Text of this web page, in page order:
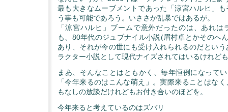
最も大きなムーブメントであった「涼宮ハルヒ」
う事も可能であろう。いささか乱暴ではあるが。
「涼宮ハルヒ」ブームで意外だったのは、あれは
も、80年代のジュブナイル小説(眉村卓とかそのへ
あり、それが今の世にも受け入れられるのだとい
ラクター小説として現代ナイズされてはいるけれど
まあ、そんなことはともかく、毎年恒例になって
「今年来るのはこんな萌え」。実際来ることはな
もなしの放談だけれどもお付き合いのほどを。
今年来ると考えているのはズバリ